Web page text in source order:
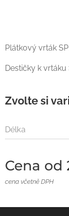
Plátkový vrták
Destičky k vrtáku
Zvolte si
Délka
Cena od
cena včetně DPH